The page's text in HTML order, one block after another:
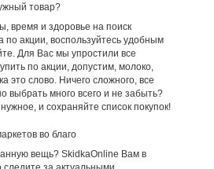
товар?
время и здоровье на поиск
по акции, воспользуйтесь удобным
Для Вас мы упростили все
по акции, допустим, молоко,
это слово. Ничего сложного, все
выбрать много всего и не забыть?
и сохраняйте список покупок!
во благо
вещь? SkidkaOnline Вам в